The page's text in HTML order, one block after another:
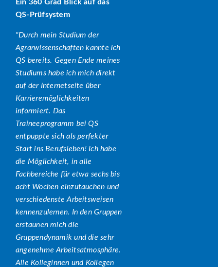
Ein 360 Grad Blick auf das
QS-Prüfsystem
Durch mein Studium der
Agrarwissenschaften kannte ich
QS bereits. Gegen Ende meines
Studiums habe ich mich direkt
auf der Internetseite über
Karrieremöglichkeiten
informiert. Das
Traineeprogramm bei QS
entpuppte sich als perfekter
Start ins Berufsleben! Ich habe
die Möglichkeit, in alle
Fachbereiche für etwa sechs bis
acht Wochen einzutauchen und
verschiedenste Arbeitsweisen
kennenzulernen. In den Gruppen
erstaunen mich die
Gruppendynamik und die sehr
angenehme Arbeitsatmosphäre.
Alle Kolleginnen und Kollegen